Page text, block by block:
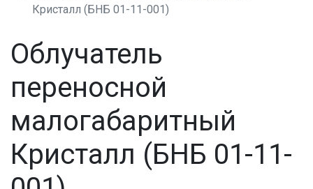
Кристалл (БНБ 01-11-001)
Облучатель
переносной
малогабаритный
Кристалл (БНБ 01-11-